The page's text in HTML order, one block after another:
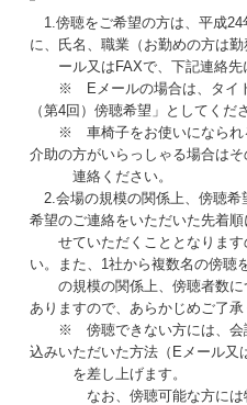
1.傍聴をご希望の方は、平成24
に、氏名、職業（お勤めの方は
ール又はFAXで、下記連絡先
※ Eメールの場合は、タイト
（第4回）傍聴希望」としてくだ
※ 車椅子をお使いになられる
介助の方がいらっしゃる場合は
連絡ください。
2.会場の規模の関係上、傍聴希
希望のご連絡をいただいた先着順
せていただくこととなります
い。また、1社から複数名の傍聴
の規模の関係上、傍聴者数に
ありますので、あらかじめご了承
※ 傍聴できない方には、会議
込みいただいた方法（Eメール又
を差し上げます。
なお、傍聴可能な方には特